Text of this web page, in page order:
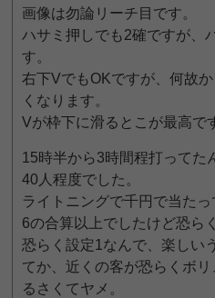
画像は勿論リーチ目です。
ハサミ押しでも2確ですが、
す。
右下VでもOKですが、何故
くなります。
Vが枠下に滑るとこが最高で
15時半から3時間程打ってた
40人程度でした。
ライトニングで千円で当た
6の合算以上でしたけど恐ら
恐らく設定1なんで、楽しい
てか、近くの客が恐らくボ
るさくてヤメ。